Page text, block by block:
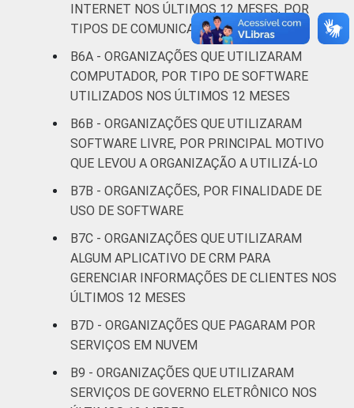
Religião 18 82
Saúde e
assistência
social
17 80
Habitação e
meio ambiente
3 95
Outros 14 83
Fonte: CGI.br/NIC.br, Centro Regional de
Estudos para o Desenvolvimento da
Sociedade da Informação (Cetic.br),
Pesquisa sobre o uso das tecnologias de
sem fins lucrativos brasileiras - TIC
Organizações Sem Fins Lucrativos 2022.
INTERNET NOS ÚLTIMOS 12 MESES, POR
TIPOS DE COMUNICAÇÃO
B6A - ORGANIZAÇÕES QUE UTILIZARAM
COMPUTADOR, POR TIPO DE SOFTWARE
UTILIZADOS NOS ÚLTIMOS 12 MESES
B6B - ORGANIZAÇÕES QUE UTILIZARAM
SOFTWARE LIVRE, POR PRINCIPAL MOTIVO
QUE LEVOU A ORGANIZAÇÃO A UTILIZÁ-LO
B7B - ORGANIZAÇÕES, POR FINALIDADE DE
USO DE SOFTWARE
B7C - ORGANIZAÇÕES QUE UTILIZARAM
ALGUM APLICATIVO DE CRM PARA
GERENCIAR INFORMAÇÕES DE CLIENTES NOS
ÚLTIMOS 12 MESES
B7D - ORGANIZAÇÕES QUE PAGARAM POR
SERVIÇOS EM NUVEM
B9 - ORGANIZAÇÕES QUE UTILIZARAM
SERVIÇOS DE GOVERNO ELETRÔNICO NOS